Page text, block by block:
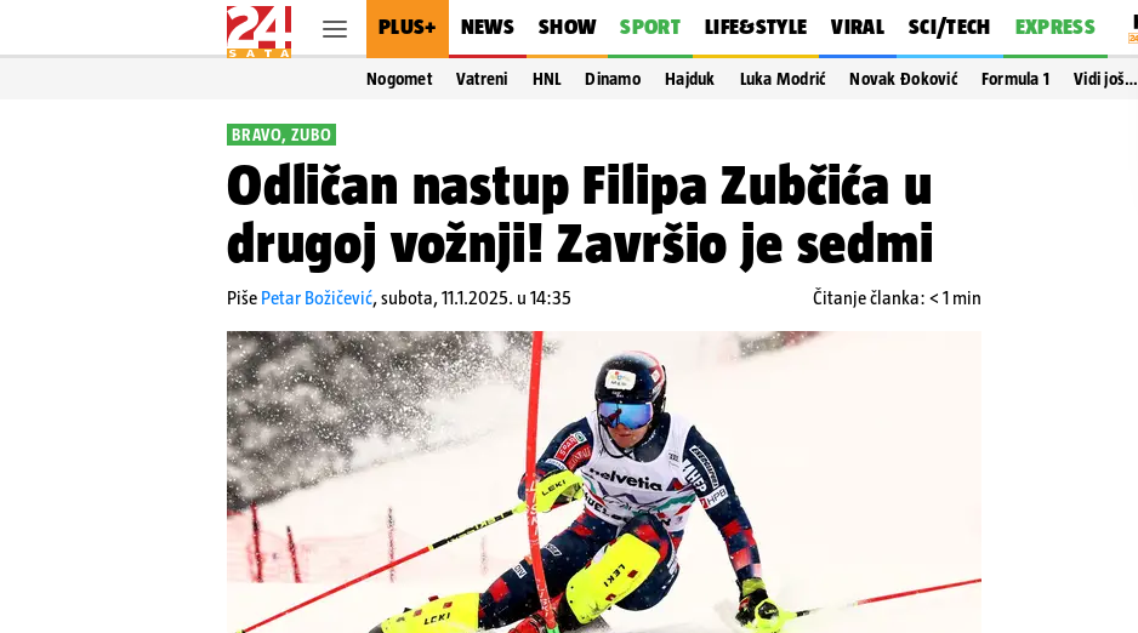
PLUS+ NEWS SHOW SPORT LIFE&STYLE VIRAL SCI/TECH EXPRESS
Nogomet Vatreni HNL Dinamo Hajduk Luka Modrić Novak Đoković Formula 1 Vidi još…
BRAVO, ZUBO
Odličan nastup Filipa Zubčića u
drugoj vožnji! Završio je sedmi
Piše Petar Božičević,subota, 11.1.2025. u 14:35 Čitanje članka: < 1 min